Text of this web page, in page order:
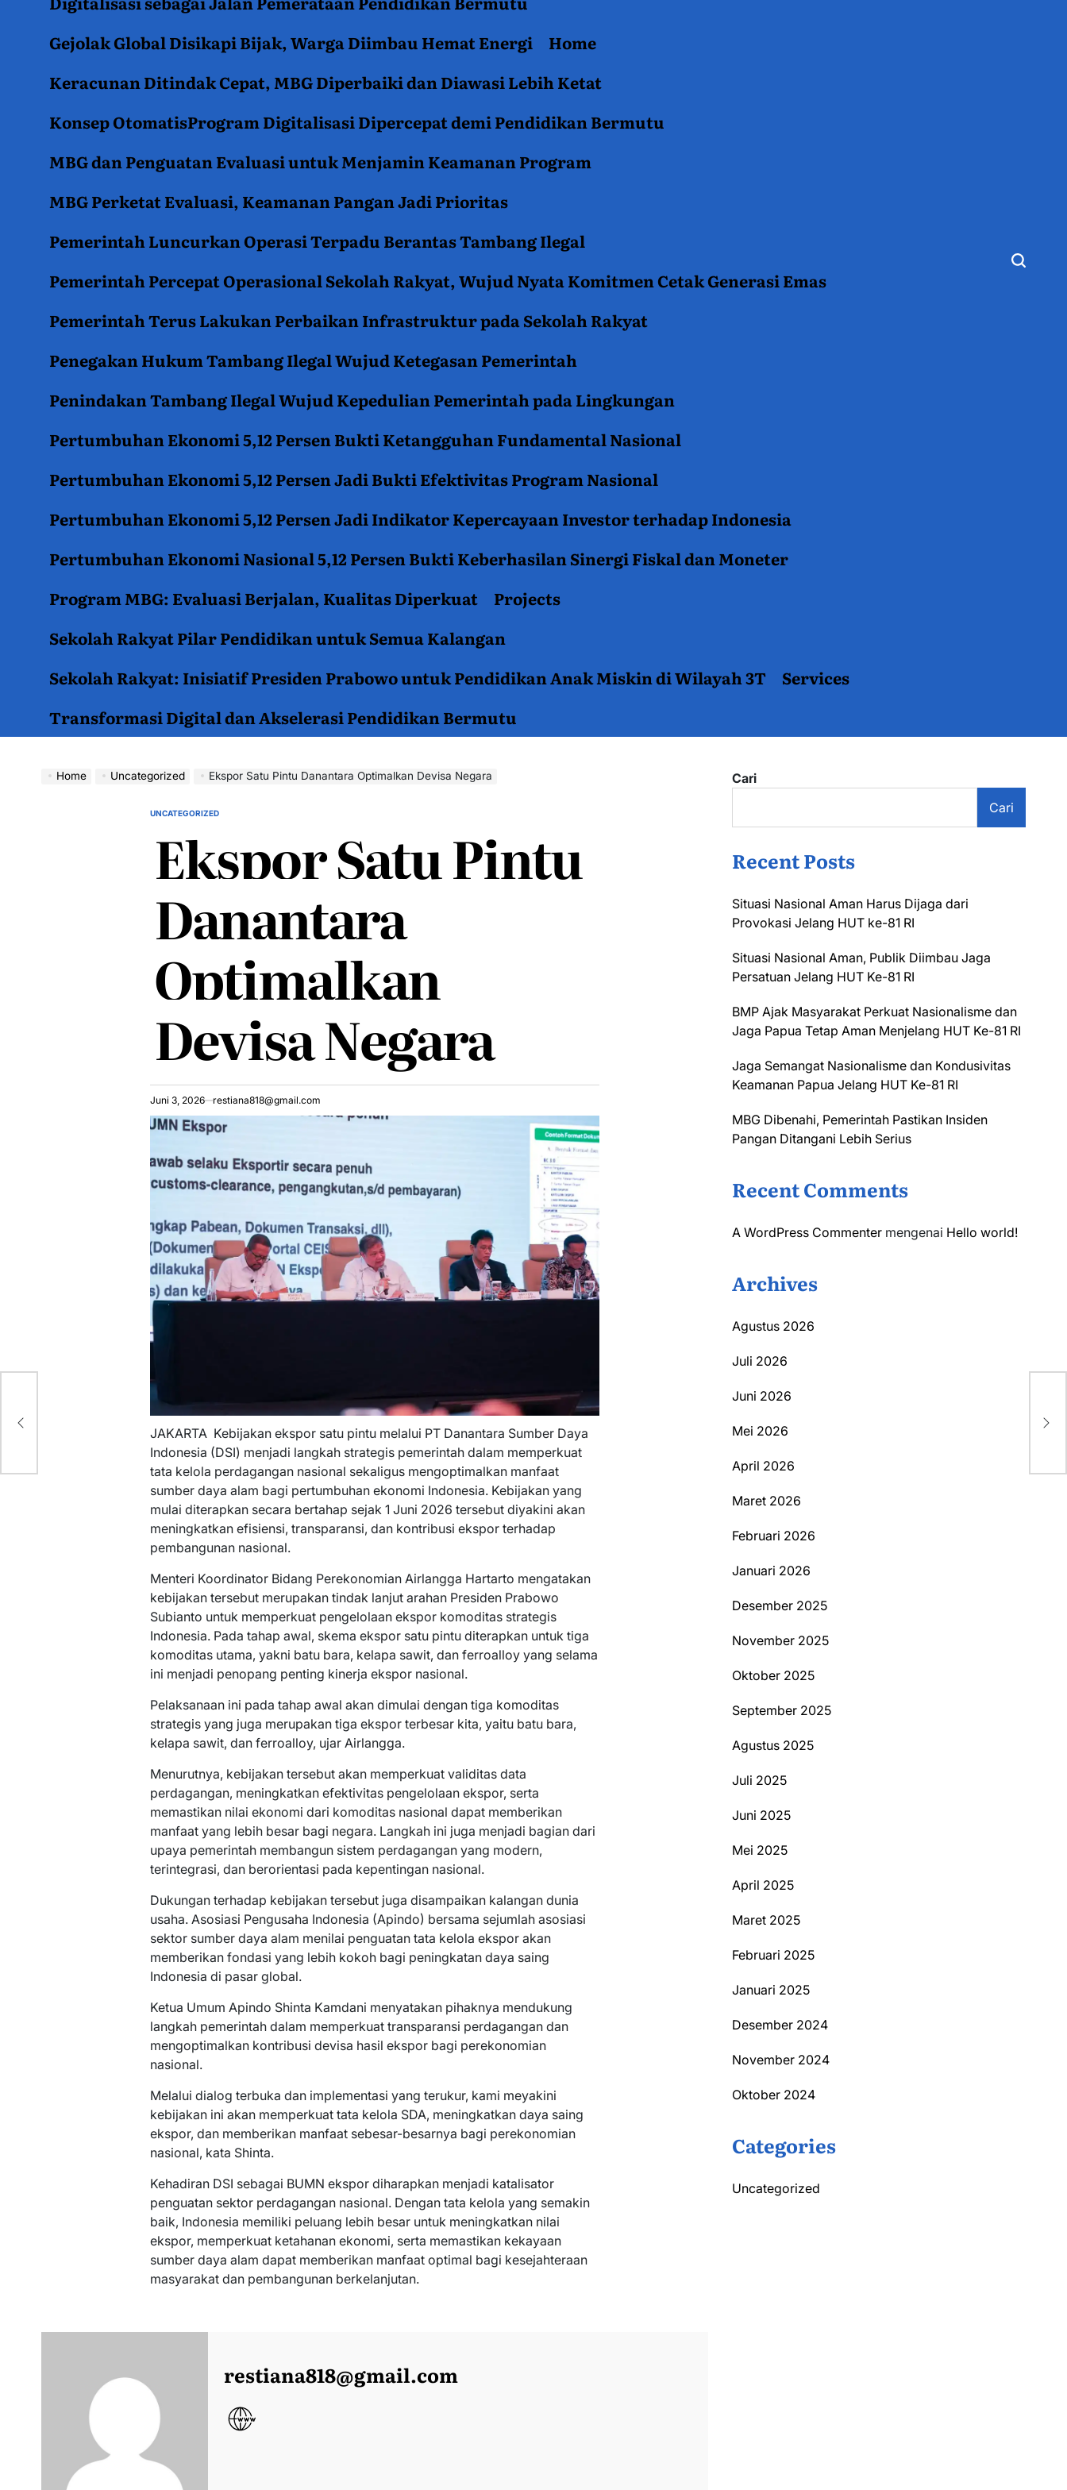
Gejolak Global Disikapi Bijak, Warga Diimbau Hemat Energi
Home
Keracunan Ditindak Cepat, MBG Diperbaiki dan Diawasi Lebih Ketat
Konsep OtomatisProgram Digitalisasi Dipercepat demi Pendidikan Bermutu
MBG dan Penguatan Evaluasi untuk Menjamin Keamanan Program
MBG Perketat Evaluasi, Keamanan Pangan Jadi Prioritas
Pemerintah Luncurkan Operasi Terpadu Berantas Tambang Ilegal
Pemerintah Percepat Operasional Sekolah Rakyat, Wujud Nyata Komitmen Cetak Generasi Emas
Pemerintah Terus Lakukan Perbaikan Infrastruktur pada Sekolah Rakyat
Penegakan Hukum Tambang Ilegal Wujud Ketegasan Pemerintah
Penindakan Tambang Ilegal Wujud Kepedulian Pemerintah pada Lingkungan
Pertumbuhan Ekonomi 5,12 Persen Bukti Ketangguhan Fundamental Nasional
Pertumbuhan Ekonomi 5,12 Persen Jadi Bukti Efektivitas Program Nasional
Pertumbuhan Ekonomi 5,12 Persen Jadi Indikator Kepercayaan Investor terhadap Indonesia
Pertumbuhan Ekonomi Nasional 5,12 Persen Bukti Keberhasilan Sinergi Fiskal dan Moneter
Program MBG: Evaluasi Berjalan, Kualitas Diperkuat
Projects
Sekolah Rakyat Pilar Pendidikan untuk Semua Kalangan
Sekolah Rakyat: Inisiatif Presiden Prabowo untuk Pendidikan Anak Miskin di Wilayah 3T
Services
Transformasi Digital dan Akselerasi Pendidikan Bermutu
Home Uncategorized Ekspor Satu Pintu Danantara Optimalkan Devisa Negara
POSTED
UNCATEGORIZED
Ekspor Satu Pintu
Danantara
Optimalkan
Devisa Negara
Juni 3, 2026 restiana818@gmail.com
JAKARTA  Kebijakan ekspor satu pintu melalui PT Danantara Sumber Daya
Indonesia (DSI) menjadi langkah strategis pemerintah dalam memperkuat
tata kelola perdagangan nasional sekaligus mengoptimalkan manfaat
sumber daya alam bagi pertumbuhan ekonomi Indonesia. Kebijakan yang
mulai diterapkan secara bertahap sejak 1 Juni 2026 tersebut diyakini akan
meningkatkan efisiensi, transparansi, dan kontribusi ekspor terhadap
pembangunan nasional.
Menteri Koordinator Bidang Perekonomian Airlangga Hartarto mengatakan
kebijakan tersebut merupakan tindak lanjut arahan Presiden Prabowo
Subianto untuk memperkuat pengelolaan ekspor komoditas strategis
Indonesia. Pada tahap awal, skema ekspor satu pintu diterapkan untuk tiga
komoditas utama, yakni batu bara, kelapa sawit, dan ferroalloy yang selama
ini menjadi penopang penting kinerja ekspor nasional.
Pelaksanaan ini pada tahap awal akan dimulai dengan tiga komoditas
strategis yang juga merupakan tiga ekspor terbesar kita, yaitu batu bara,
kelapa sawit, dan ferroalloy, ujar Airlangga.
Menurutnya, kebijakan tersebut akan memperkuat validitas data
perdagangan, meningkatkan efektivitas pengelolaan ekspor, serta
memastikan nilai ekonomi dari komoditas nasional dapat memberikan
manfaat yang lebih besar bagi negara. Langkah ini juga menjadi bagian dari
upaya pemerintah membangun sistem perdagangan yang modern,
terintegrasi, dan berorientasi pada kepentingan nasional.
Dukungan terhadap kebijakan tersebut juga disampaikan kalangan dunia
usaha. Asosiasi Pengusaha Indonesia (Apindo) bersama sejumlah asosiasi
sektor sumber daya alam menilai penguatan tata kelola ekspor akan
memberikan fondasi yang lebih kokoh bagi peningkatan daya saing
Indonesia di pasar global.
Ketua Umum Apindo Shinta Kamdani menyatakan pihaknya mendukung
langkah pemerintah dalam memperkuat transparansi perdagangan dan
mengoptimalkan kontribusi devisa hasil ekspor bagi perekonomian
nasional.
Melalui dialog terbuka dan implementasi yang terukur, kami meyakini
kebijakan ini akan memperkuat tata kelola SDA, meningkatkan daya saing
ekspor, dan memberikan manfaat sebesar-besarnya bagi perekonomian
nasional, kata Shinta.
Kehadiran DSI sebagai BUMN ekspor diharapkan menjadi katalisator
penguatan sektor perdagangan nasional. Dengan tata kelola yang semakin
baik, Indonesia memiliki peluang lebih besar untuk meningkatkan nilai
ekspor, memperkuat ketahanan ekonomi, serta memastikan kekayaan
sumber daya alam dapat memberikan manfaat optimal bagi kesejahteraan
masyarakat dan pembangunan berkelanjutan.
restiana818@gmail.com
Cari
Cari
Recent Posts
Situasi Nasional Aman Harus Dijaga dari
Provokasi Jelang HUT ke-81 RI
Situasi Nasional Aman, Publik Diimbau Jaga
Persatuan Jelang HUT Ke-81 RI
BMP Ajak Masyarakat Perkuat Nasionalisme dan
Jaga Papua Tetap Aman Menjelang HUT Ke-81 RI
Jaga Semangat Nasionalisme dan Kondusivitas
Keamanan Papua Jelang HUT Ke-81 RI
MBG Dibenahi, Pemerintah Pastikan Insiden
Pangan Ditangani Lebih Serius
Recent Comments
A WordPress Commenter mengenai Hello world!
Archives
Agustus 2026
Juli 2026
Juni 2026
Mei 2026
April 2026
Maret 2026
Februari 2026
Januari 2026
Desember 2025
November 2025
Oktober 2025
September 2025
Agustus 2025
Juli 2025
Juni 2025
Mei 2025
April 2025
Maret 2025
Februari 2025
Januari 2025
Desember 2024
November 2024
Oktober 2024
Categories
Uncategorized